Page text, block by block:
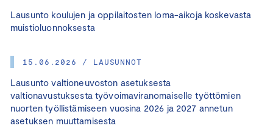
Lausunto koulujen ja oppilaitosten loma-aikoja koskevasta
muistioluonnoksesta
15.06.2026 / LAUSUNNOT
Lausunto valtioneuvoston asetuksesta
valtionavustuksesta työvoimaviranomaiselle työttömien
nuorten työllistämiseen vuosina 2026 ja 2027 annetun
asetuksen muuttamisesta